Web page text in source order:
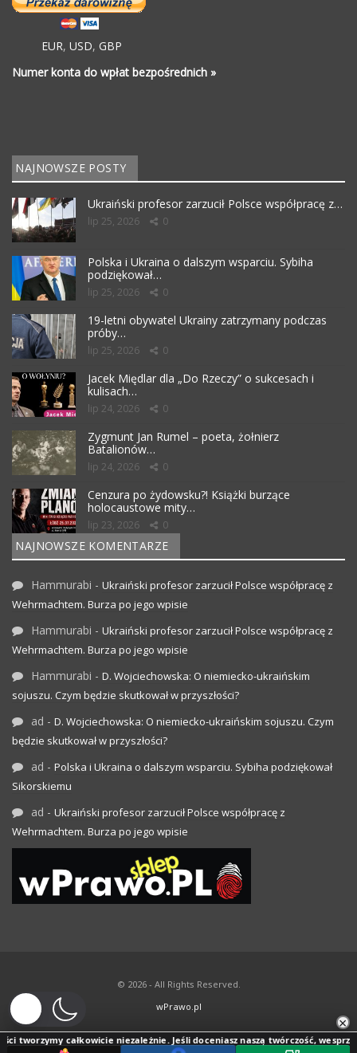
EUR, USD, GBP
Numer konta do wpłat bezpośrednich »
NAJNOWSZE POSTY
Ukraiński profesor zarzucił Polsce współpracę z…
lip 25, 2026 0
Polska i Ukraina o dalszym wsparciu. Sybiha
podziękował…
lip 25, 2026 0
19-letni obywatel Ukrainy zatrzymany podczas
próby…
lip 25, 2026 0
Jacek Międlar dla „Do Rzeczy” o sukcesach i
kulisach…
lip 24, 2026 0
Zygmunt Jan Rumel – poeta, żołnierz
Batalionów…
lip 24, 2026 0
Cenzura po żydowsku?! Książki burzące
holocaustowe mity…
lip 23, 2026 0
NAJNOWSZE KOMENTARZE
Hammurabi - Ukraiński profesor zarzucił Polsce współpracę z
Wehrmachtem. Burza po jego wpisie
Hammurabi - Ukraiński profesor zarzucił Polsce współpracę z
Wehrmachtem. Burza po jego wpisie
Hammurabi - D. Wojciechowska: O niemiecko-ukraińskim
sojuszu. Czym będzie skutkował w przyszłości?
ad - D. Wojciechowska: O niemiecko-ukraińskim sojuszu. Czym
będzie skutkował w przyszłości?
ad - Polska i Ukraina o dalszym wsparciu. Sybiha podziękował
Sikorskiemu
ad - Ukraiński profesor zarzucił Polsce współpracę z
Wehrmachtem. Burza po jego wpisie
© 2026 - All Rights Reserved.
wPrawo.pl
×
tworzymy całkowicie niezależnie. Jeśli doceniasz naszą twórczość, wesprzyj